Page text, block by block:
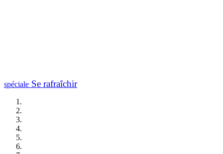
spéciale Se rafraîchir